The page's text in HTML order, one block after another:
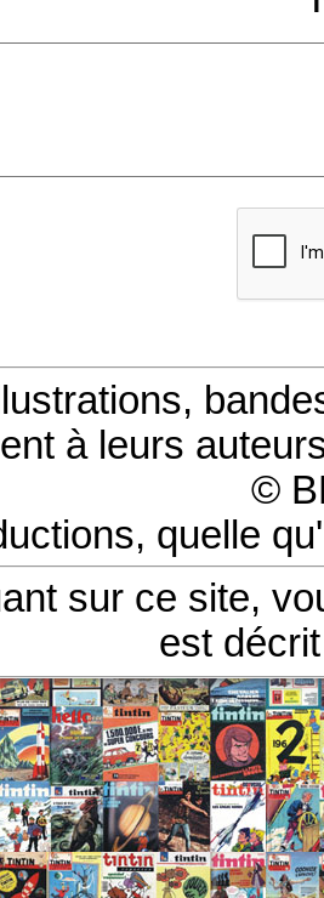
à leurs
©
quelle
sur ce site,
est